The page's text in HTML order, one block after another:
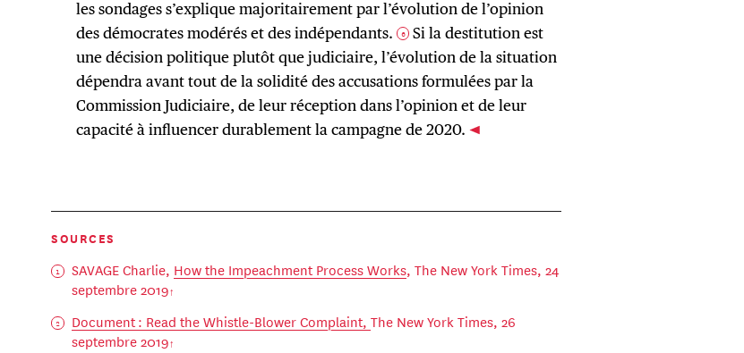
les sondages s’explique majoritairement par l’évolution de l’opinion
des démocrates modérés et des indépendants.
6 Si la destitution est
une décision politique plutôt que judiciaire, l’évolution de la situation
dépendra avant tout de la solidité des accusations formulées par la
Commission Judiciaire, de leur réception dans l’opinion et de leur
capacité à influencer durablement la campagne de 2020.
SOURCES
SAVAGE Charlie, How the Impeachment Process Works, The New York Times, 24
septembre 2019
Document : Read the Whistle-Blower Complaint,The New York Times, 26
septembre 2019